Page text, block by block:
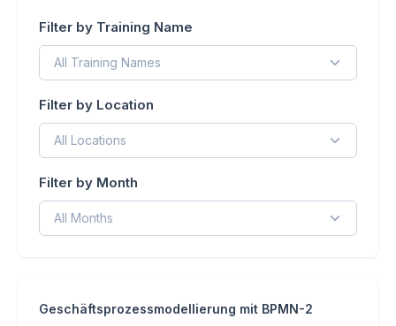
Filter by Training Name
Filter by Location
Filter by Month
Geschäftsprozessmodellierung mit BPMN-2